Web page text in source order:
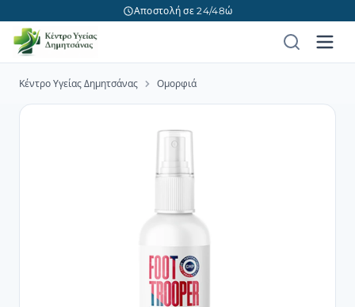
Αποστολή σε 24/48ώ
Κέντρο Υγείας Δημητσάνας Ομορφιά